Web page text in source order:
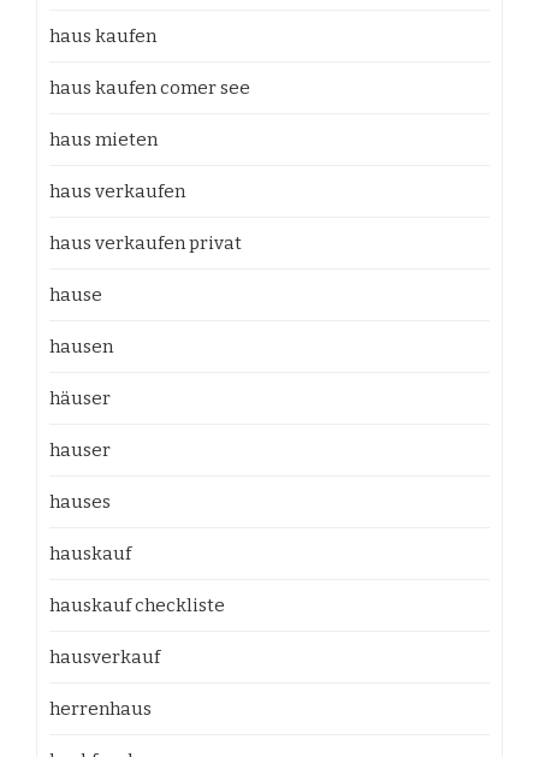
haus kaufen
haus kaufen comer see
haus mieten
haus verkaufen
haus verkaufen privat
hause
hausen
häuser
hauser
hauses
hauskauf
hauskauf checkliste
hausverkauf
herrenhaus